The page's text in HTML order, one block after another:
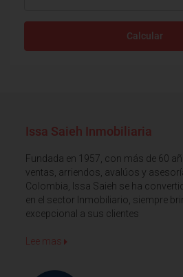
Calcular
Issa Saieh Inmobiliaria
Fundada en 1957, con más de 60
ventas, arriendos, avalúos y
Colombia, Issa Saieh se ha
en el sector Inmobiliario, siempre
excepcional a sus clientes
Lee mas